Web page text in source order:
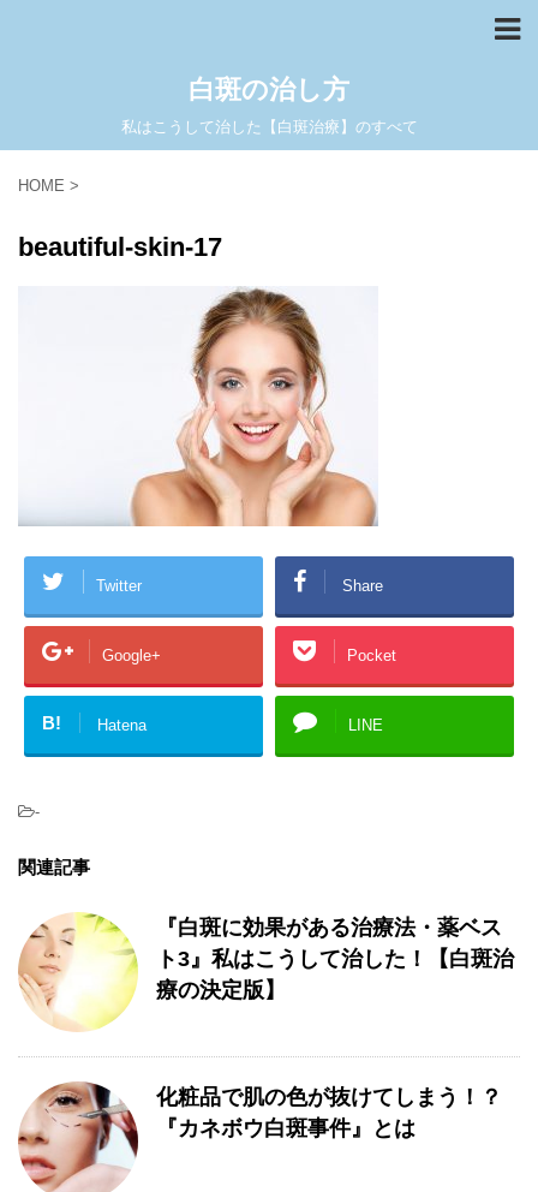
白斑の治し方
私はこうして治した【白斑治療】のすべて
HOME >
beautiful-skin-17
Twitter Share
Google+ Pocket
B! Hatena LINE
-
関連記事
『白斑に効果がある治療法・薬ベス
ト3』私はこうして治した！【白斑治
療の決定版】
化粧品で肌の色が抜けてしまう！？
『カネボウ白斑事件』とは